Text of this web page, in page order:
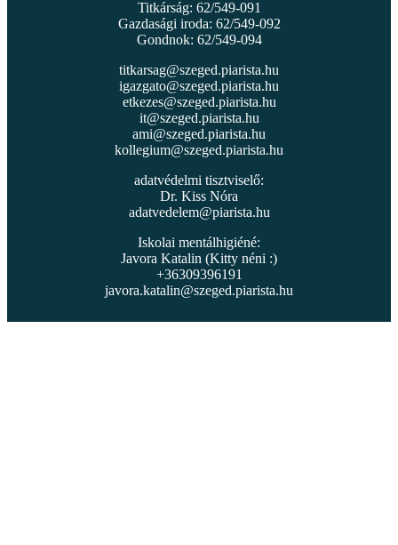
Titkárság: 62/549-091
Gazdasági iroda: 62/549-092
Gondnok: 62/549-094
titkarsag@szeged.piarista.hu
igazgato@szeged.piarista.hu
etkezes@szeged.piarista.hu
it@szeged.piarista.hu
ami@szeged.piarista.hu
kollegium@szeged.piarista.hu
adatvédelmi tisztviselő:
Dr. Kiss Nóra
adatvedelem@piarista.hu
Iskolai mentálhigiéné:
Javora Katalin (Kitty néni :)
+36309396191
javora.katalin@szeged.piarista.hu